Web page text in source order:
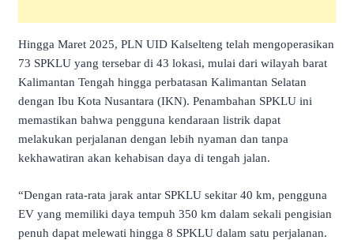
Hingga Maret 2025, PLN UID Kalselteng telah mengoperasikan
73 SPKLU yang tersebar di 43 lokasi, mulai dari wilayah barat
Kalimantan Tengah hingga perbatasan Kalimantan Selatan
dengan Ibu Kota Nusantara (IKN). Penambahan SPKLU ini
memastikan bahwa pengguna kendaraan listrik dapat
melakukan perjalanan dengan lebih nyaman dan tanpa
kekhawatiran akan kehabisan daya di tengah jalan.
“Dengan rata-rata jarak antar SPKLU sekitar 40 km, pengguna
EV yang memiliki daya tempuh 350 km dalam sekali pengisian
penuh dapat melewati hingga 8 SPKLU dalam satu perjalanan.